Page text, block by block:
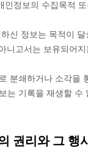
인정보의 수집목적
신 정보는 목적이
니고서는 보유되어
분쇄하거나 소각을
는 기록을 재생할 수
권리와 그 행